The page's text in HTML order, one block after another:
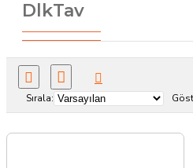
DlkTav
Sırala: